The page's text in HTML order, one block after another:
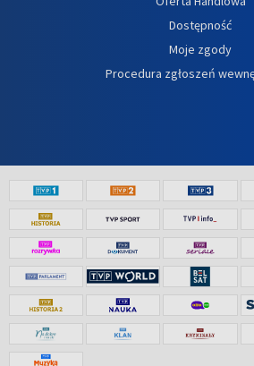
Dostępność
Moje zgody
Procedura zgłoszeń